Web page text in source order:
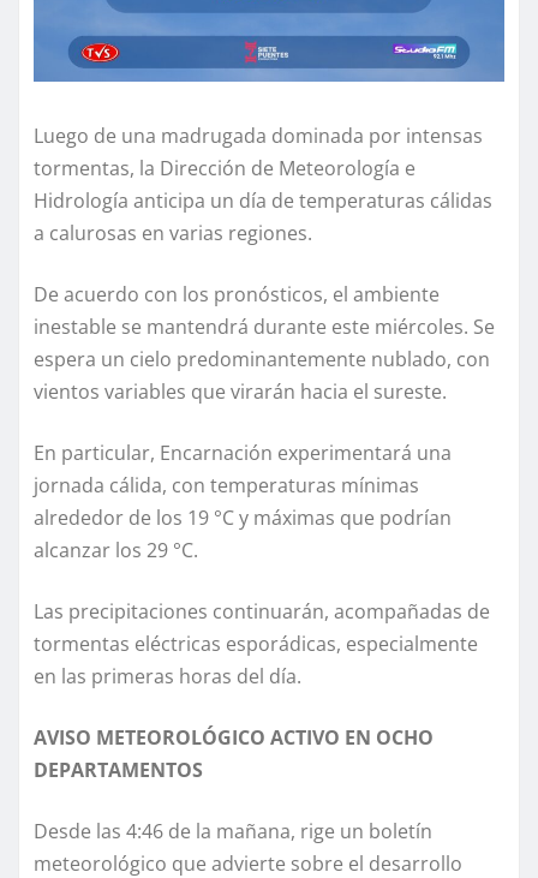
Luego de una madrugada dominada por intensas
tormentas, la Dirección de Meteorología e
Hidrología anticipa un día de temperaturas cálidas
a calurosas en varias regiones.
De acuerdo con los pronósticos, el ambiente
inestable se mantendrá durante este miércoles. Se
espera un cielo predominantemente nublado, con
vientos variables que virarán hacia el sureste.
En particular, Encarnación experimentará una
jornada cálida, con temperaturas mínimas
alrededor de los 19 °C y máximas que podrían
alcanzar los 29 °C.
Las precipitaciones continuarán, acompañadas de
tormentas eléctricas esporádicas, especialmente
en las primeras horas del día.
AVISO METEOROLÓGICO ACTIVO EN OCHO
DEPARTAMENTOS
Desde las 4:46 de la mañana, rige un boletín
meteorológico que advierte sobre el desarrollo